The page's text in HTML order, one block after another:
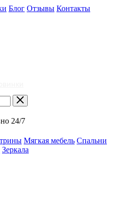
Блог Отзывы Контакты
24/7
Мягкая мебель Спальни
Зеркала